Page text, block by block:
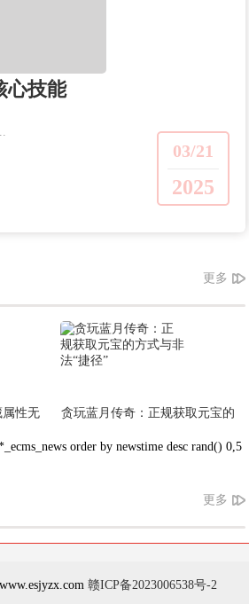
心技能
03/21
2025
更多
性无
贪玩蓝月传奇：正规获取元宝的
order by newstime desc rand() 0,5
更多
赣ICP备2023006538号-2